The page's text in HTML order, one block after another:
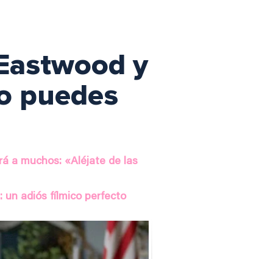
y
puedes
a muchos: «Aléjate de las
un adiós fílmico perfecto